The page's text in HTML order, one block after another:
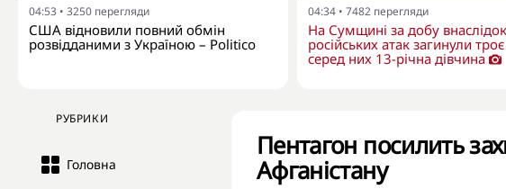
04:53 • 3250 перегляди
США відновили повний обмін
розвідданими з Україною – Politico
04:34 • 7482 перегляди
На Сумщині за добу внаслідок
російських атак загинули
серед них 13-річна дівчина
РУБРИКИ
Головна
Пентагон посилить
Афганістану